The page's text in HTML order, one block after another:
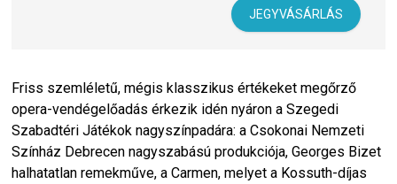
JEGYVÁSÁRLÁS
Friss szemléletű, mégis klasszikus értékeket megőrző
opera-vendégelőadás érkezik idén nyáron a Szegedi
Szabadtéri Játékok nagyszínpadára: a Csokonai Nemzeti
Színház Debrecen nagyszabású produkciója, Georges Bizet
halhatatlan remekműve, a Carmen, melyet a Kossuth-díjas